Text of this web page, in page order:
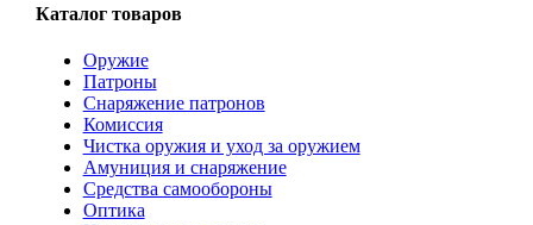
Каталог товаров
Оружие
Патроны
Снаряжение патронов
Комиссия
Чистка оружия и уход за оружием
Амуниция и снаряжение
Средства самообороны
Оптика